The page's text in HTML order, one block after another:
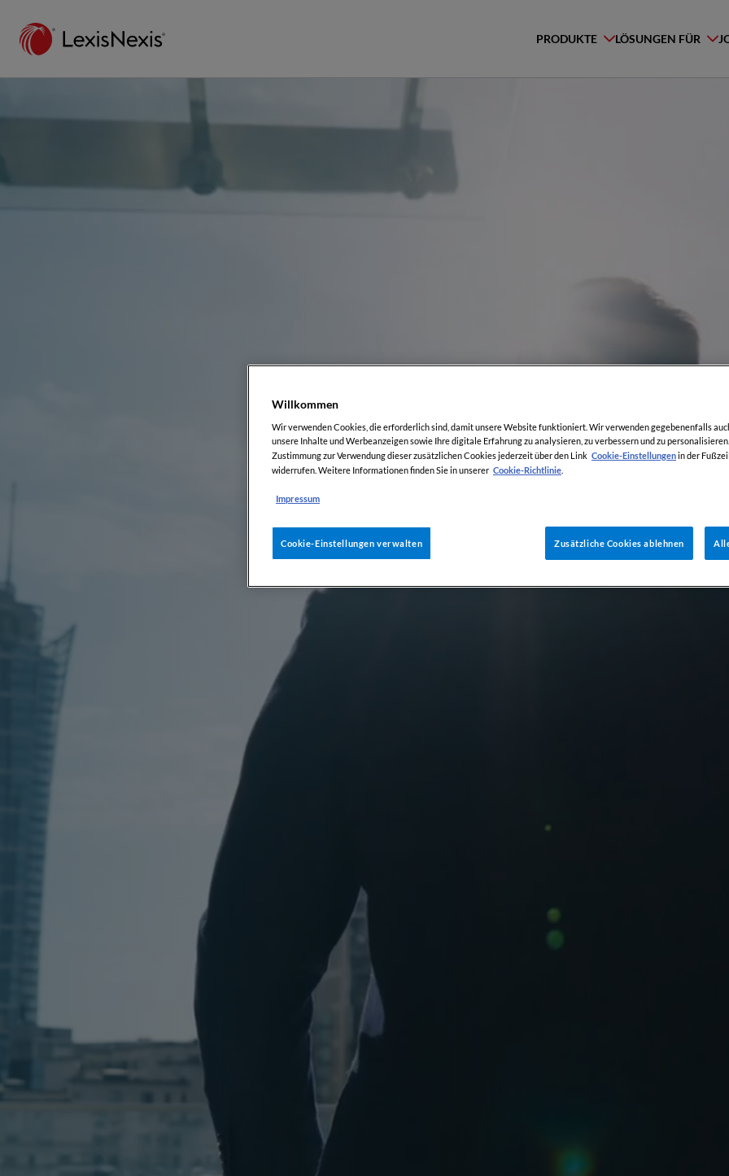
PRODUKTE LÖSUNGEN FÜR
Willkommen
Wir verwenden Cookies, die erforderlich sind, damit unsere Website funktioniert. Wir verwenden gegebenenfalls
unsere Inhalte und Werbeanzeigen sowie Ihre digitale Erfahrung zu analysieren, zu verbessern und zu
Zustimmung zur Verwendung dieser zusätzlichen Cookies jederzeit über den Link Cookie-Einstellungenin der
widerrufen. Weitere Informationen finden Sie in unserer Cookie-Richtlinie
Impressum
Zusätzliche Cookies ablehnen
Cookie-Einstellungen verwalten